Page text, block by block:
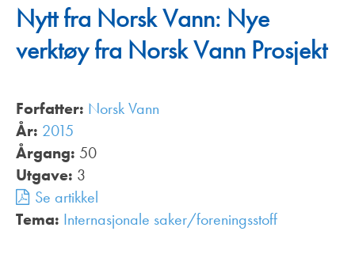
Nytt fra Norsk Vann: Nye
verktøy fra Norsk Vann Prosjekt
Forfatter: Norsk Vann
År: 2015
Årgang: 50
Utgave: 3
Se artikkel
Tema: Internasjonale saker/foreningsstoff